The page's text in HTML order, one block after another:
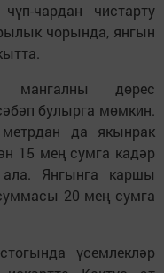
чардан чистарту
чорында, янгын
мангалны дөрес
булырга мөмкин.
да якынрак
15 мең сумга кадәр
Янгынга каршы
20 мең сумга
үсемлекләр